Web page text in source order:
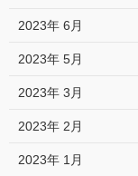
2023年 6月
2023年 5月
2023年 3月
2023年 2月
2023年 1月